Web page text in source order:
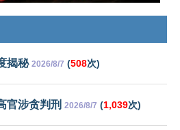
揭秘 2026/8/7 (508次)
涉贪判刑 2026/8/7 (1,039次)